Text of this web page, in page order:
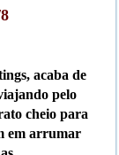
acaba de
pelo
cheio para
em arrumar